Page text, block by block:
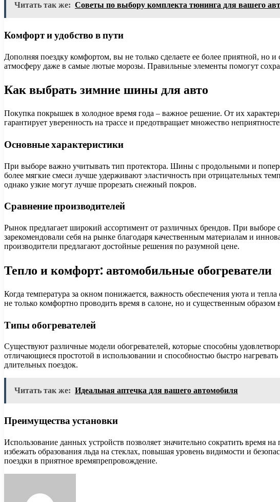
Читать так же: Советы по выбору комплекта тюнинга для вашего
Комфорт и удобство в пути
Дополняя поездку комфортом, вы не только сделаете ее более приятной, но и
атмосферу даже в самые лютые морозы. Правильные элементы помогут
Как выбрать зимние шины для авто
Покупка покрышек в холодное время года – важное решение. От их
гарантирует уверенность на трассе и предотвращает множество
Основные характеристики
При выборе важно учитывать тип протектора. Шины с продольными и
более мягкие смеси лучше удерживают эластичность при отрицательных
однако узкие могут лучше прорезать снежный покров.
Сравнение производителей
Рынок предлагает широкий ассортимент от различных брендов. При
зарекомендовали себя на рынке благодаря качественным материалам и
производители предлагают достойные решения по разумной цене.
Тепло и комфорт: автомобильные обогреватели
Когда температура за окном понижается, важность обеспечения уюта и
не только комфортно проводить время в салоне, но и существенным
Типы обогревателей
Существуют различные модели обогревателей, которые способны
отличающиеся простотой в использовании и способностью быстро нагревать
длительных поездок.
Читать так же: Идеальная аптечка для вашего автомобиля
Преимущества установки
Использование данных устройств позволяет значительно сократить время
избежать образования льда на стеклах, повышая уровень видимости и
поездки в приятное времяпрепровождение.